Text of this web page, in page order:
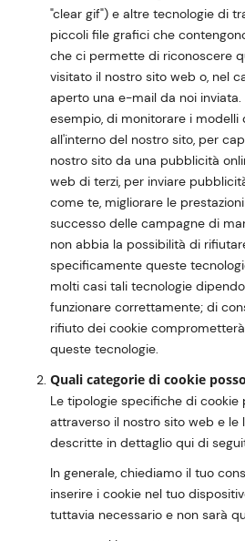
"clear gif") e altre tecnologie di
piccoli file grafici che
che ci permette di riconoscere
visitato il nostro sito web o, nel
aperto una e-mail da noi inviata.
esempio, di monitorare i
all'interno del nostro sito, per
nostro sito da una pubblicità
web di terzi, per inviare
come te, migliorare le
successo delle campagne di
non abbia la possibilità di
specificamente queste
molti casi tali tecnologie
funzionare correttamente; di
rifiuto dei cookie
queste tecnologie.
Quali categorie di cookie
Le tipologie specifiche di
attraverso il nostro sito web e le
descritte in dettaglio qui di
In generale, chiediamo il tuo
inserire i cookie nel tuo
tuttavia necessario e non sarà